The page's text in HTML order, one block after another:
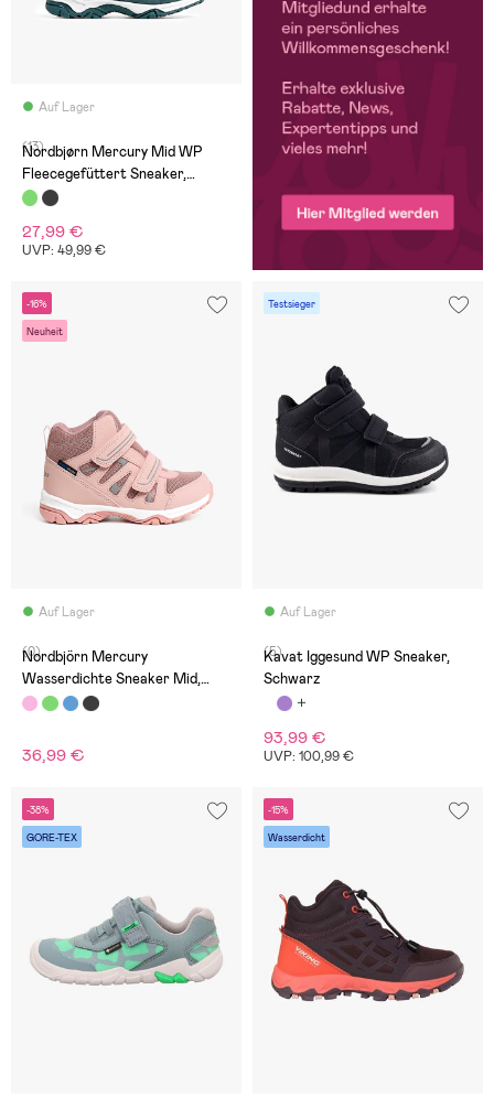
Auf Lager
(13)
Nordbjørn Mercury Mid WP
Fleecegefüttert Sneaker,
Sagebrush
27,99 €
UVP: 49,99 €
-16%
Neuheit
Auf Lager
(0)
Nordbjörn Mercury
Wasserdichte Sneaker Mid,
Rosa
36,99 €
Testsieger
Auf Lager
(5)
Kavat Iggesund WP Sneaker,
Schwarz
93,99 €
UVP: 100,99 €
-38%
GORE-TEX
-15%
Wasserdicht